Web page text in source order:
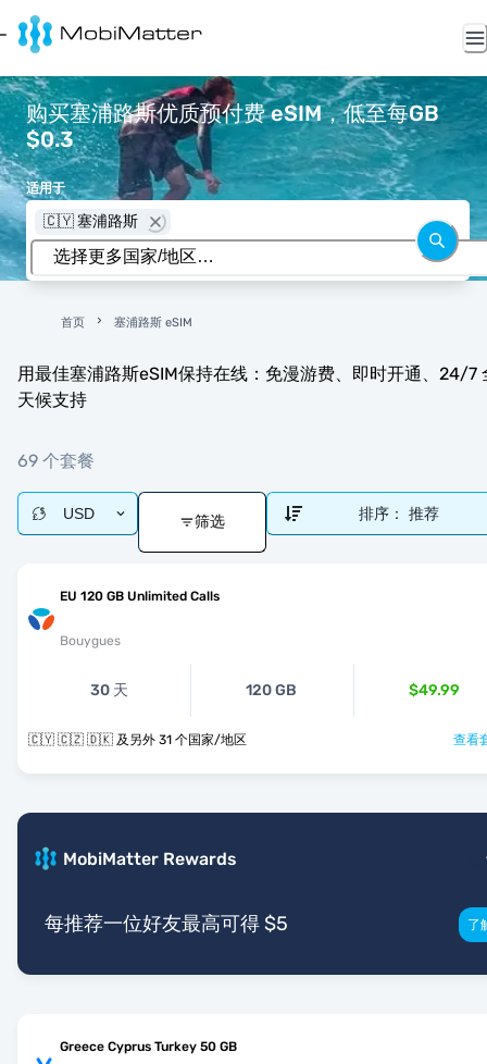
购买塞浦路斯优质预付费 eSIM，低至每GB
$0.3
适用于
🇨🇾 塞浦路斯
首页 塞浦路斯 eSIM
用最佳塞浦路斯eSIM保持在线：免漫游费、即时开通、24/7
天候支持
69 个套餐
USD 筛选 排序： 推荐
EU 120 GB Unlimited Calls
Bouygues
30 天 120 GB $49.99
🇨🇾 🇨🇿 🇩🇰 及另外 31 个国家/地区 查看
MobiMatter Rewards
每推荐一位好友最高可得 $5 了
Greece Cyprus Turkey 50 GB